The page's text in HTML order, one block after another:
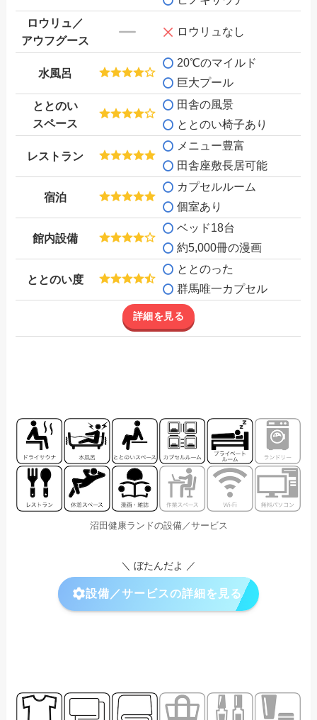
ロウリュ／
アウフグース
ロウリュなし
水風呂
20℃のマイルド
巨大プール
ととのい
スペース
田舎の風景
ととのい椅子あり
レストラン
メニュー豊富
田舎座敷長居可能
宿泊
カプセルルーム
個室あり
館内設備
ベッド18台
約5,000冊の漫画
ととのい度
ととのった
群馬唯一カプセル
詳細を見る
沼田健康ランドの設備／サービス
＼ ぼたんだよ ／
設備／サービスの詳細を見る